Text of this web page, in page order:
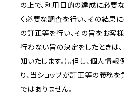
の上で、利用目的の達成に必要
く必要な調査を行い、その結果
の訂正等を行い、その旨をお客
行わない旨の決定をしたときは
知いたします。）。但し、個人情
り、当ショップが訂正等の義務
ではありません。